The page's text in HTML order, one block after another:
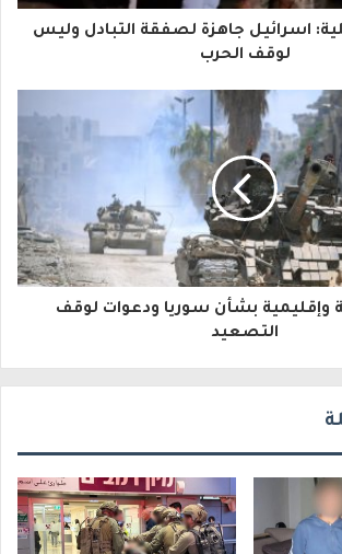
اسرائيل جاهزة لصفقة التبادل وليس
لوقف الحرب
وإقليمية بشأن سوريا ودعوات لوقف
التصعيد